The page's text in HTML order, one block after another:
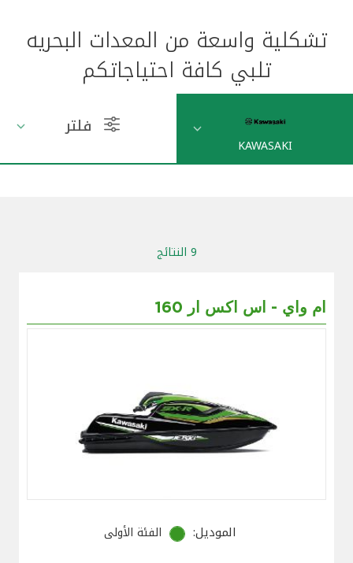
مواقع الفروع وأجهزة الصرف الآلي
تركيا
مملكة البحرين
تشكلية واسعة من المعدات البحريه
تلبي كافة احتياجاتكم
KAWASAKI
فلتر
9 النتائج
160 ام واي - اس اكس ار
الموديل: الفئة الأولى